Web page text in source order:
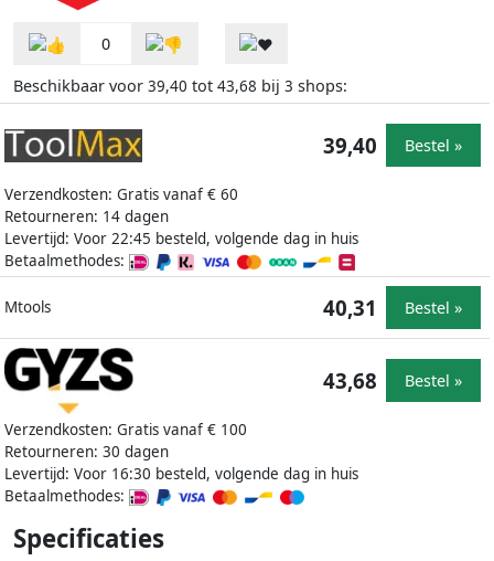
0
Beschikbaar voor 39,40 tot 43,68 bij 3 shops:
Verzendkosten: Gratis vanaf € 60
Retourneren: 14 dagen
Levertijd: Voor 22:45 besteld, volgende dag in huis
Betaalmethodes:
39,40 Bestel »
Mtools 40,31 Bestel »
Verzendkosten: Gratis vanaf € 100
Retourneren: 30 dagen
Levertijd: Voor 16:30 besteld, volgende dag in huis
Betaalmethodes:
43,68 Bestel »
Specificaties